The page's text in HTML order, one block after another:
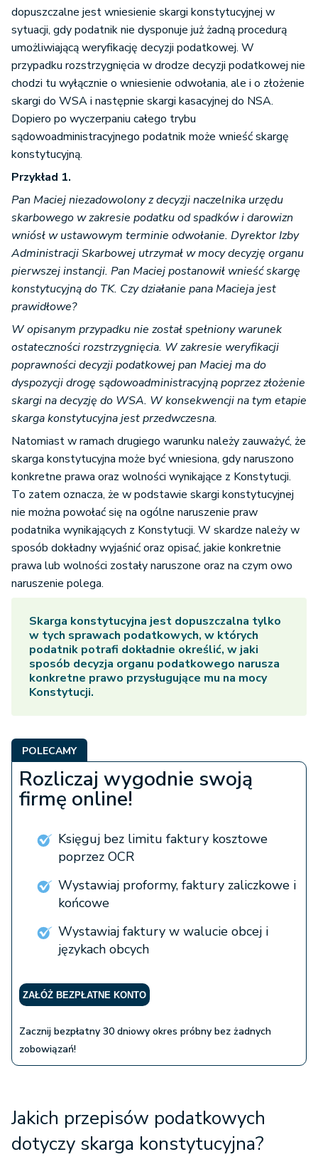
dopuszczalne jest wniesienie skargi konstytucyjnej w
sytuacji, gdy podatnik nie dysponuje już żadną procedurą
umożliwiającą weryfikację decyzji podatkowej. W
przypadku rozstrzygnięcia w drodze decyzji podatkowej nie
chodzi tu wyłącznie o wniesienie odwołania, ale i o złożenie
skargi do WSA i następnie skargi kasacyjnej do NSA.
Dopiero po wyczerpaniu całego trybu
sądowoadministracyjnego podatnik może wnieść skargę
konstytucyjną.
Przykład 1.
Pan Maciej niezadowolony z decyzji naczelnika urzędu
skarbowego w zakresie podatku od spadków i darowizn
wniósł w ustawowym terminie odwołanie. Dyrektor Izby
Administracji Skarbowej utrzymał w mocy decyzję organu
pierwszej instancji. Pan Maciej postanowił wnieść skargę
konstytucyjną do TK. Czy działanie pana Macieja jest
prawidłowe?
W opisanym przypadku nie został spełniony warunek
ostateczności rozstrzygnięcia. W zakresie weryfikacji
poprawności decyzji podatkowej pan Maciej ma do
dyspozycji drogę sądowoadministracyjną poprzez złożenie
skargi na decyzję do WSA. W konsekwencji na tym etapie
skarga konstytucyjna jest przedwczesna.
Natomiast w ramach drugiego warunku należy zauważyć, że
skarga konstytucyjna może być wniesiona, gdy naruszono
konkretne prawa oraz wolności wynikające z Konstytucji.
To zatem oznacza, że w podstawie skargi konstytucyjnej
nie można powołać się na ogólne naruszenie praw
podatnika wynikających z Konstytucji. W skardze należy w
sposób dokładny wyjaśnić oraz opisać, jakie konkretnie
prawa lub wolności zostały naruszone oraz na czym owo
naruszenie polega.
Skarga konstytucyjna jest dopuszczalna tylko
w tych sprawach podatkowych, w których
podatnik potrafi dokładnie określić, w jaki
sposób decyzja organu podatkowego narusza
konkretne prawo przysługujące mu na mocy
Konstytucji.
POLECAMY
Rozliczaj wygodnie swoją
firmę online!
Księguj bez limitu faktury kosztowe
poprzez OCR
Wystawiaj proformy, faktury zaliczkowe i
końcowe
Wystawiaj faktury w walucie obcej i
językach obcych
ZAŁÓŻ BEZPŁATNE KONTO
Zacznij bezpłatny 30 dniowy okres próbny bez żadnych
zobowiązań!
Jakich przepisów podatkowych
dotyczy skarga konstytucyjna?